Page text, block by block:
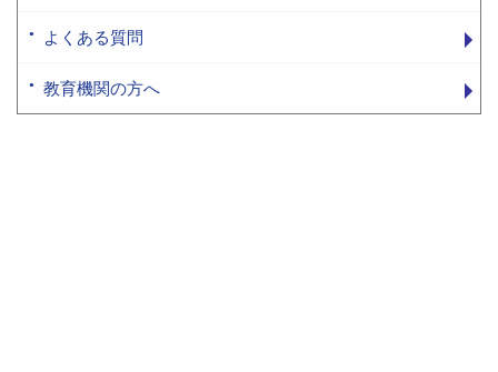
よくある質問
教育機関の方へ